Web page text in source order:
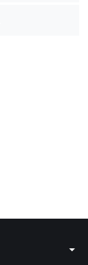
arrow_drop_down